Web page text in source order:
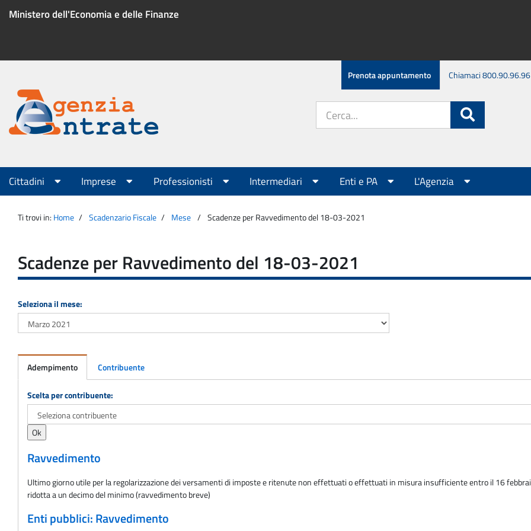
Ministero dell'Economia e delle Finanze
Menu
servizio
Prenota appuntamento Chiamaci 800.90.96.96
Agenzia
Entrate
sito:
Menu
principale
Cittadini Imprese Professionisti Intermediari Enti e PA L'Agenzia
Ti trovi in: Home Scadenzario Fiscale Mese Scadenze per Ravvedimento del 18-03-2021
Scadenze per Ravvedimento del 18-03-2021
Seleziona il mese:
Adempimento Contribuente
Adempimento
Scelta per contribuente:
Ravvedimento
Ultimo giorno utile per la regolarizzazione dei versamenti di imposte e ritenute non effettuati o effettuati in misura insufficiente entro il 16
ridotta a un decimo del minimo (ravvedimento breve)
Enti pubblici: Ravvedimento